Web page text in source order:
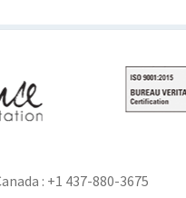
: +1 437-880-3675